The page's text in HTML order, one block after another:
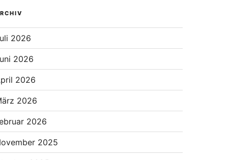
2026
2026
2026
2026
2026
2025